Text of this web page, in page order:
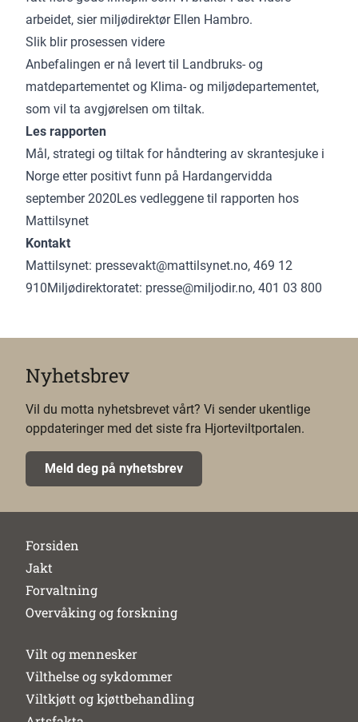
arbeidet, sier miljødirektør Ellen Hambro.
Slik blir prosessen videre
Anbefalingen er nå levert til Landbruks- og
matdepartementet og Klima- og miljødepartementet,
som vil ta avgjørelsen om tiltak.
Les rapporten
Mål, strategi og tiltak for håndtering av skrantesjuke i
Norge etter positivt funn på Hardangervidda
september 2020Les vedleggene til rapporten hos
Mattilsynet
Kontakt
Mattilsynet: pressevakt@mattilsynet.no, 469 12
910Miljødirektoratet: presse@miljodir.no, 401 03 800
Nyhetsbrev
Vil du motta nyhetsbrevet vårt? Vi sender ukentlige
oppdateringer med det siste fra Hjorteviltportalen.
Meld deg på nyhetsbrev
Forsiden
Jakt
Forvaltning
Overvåking og forskning
Vilt og mennesker
Vilthelse og sykdommer
Viltkjøtt og kjøttbehandling